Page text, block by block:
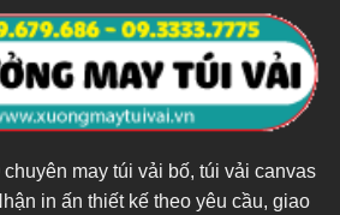
may túi vải bố, túi vải canvas
in ấn thiết kế theo yêu cầu, giao